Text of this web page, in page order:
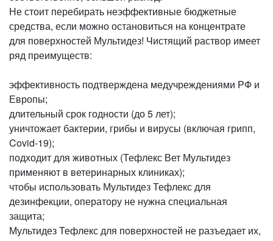
Не стоит перебирать неэффективные бюджетные
средства, если можно остановиться на концентрате
для поверхностей Мультидез! Чистящий раствор имеет
ряд преимуществ:
эффективность подтверждена медучреждениями РФ и
Европы;
длительный срок годности (до 5 лет);
уничтожает бактерии, грибы и вирусы (включая грипп,
Covid-19);
подходит для животных (Тефлекс Вет Мультидез
применяют в ветеринарных клиниках);
чтобы использовать Мультидез Тефлекс для
дезинфекции, оператору не нужна специальная
защита;
Мультидез Тефлекс для поверхностей не разъедает их,